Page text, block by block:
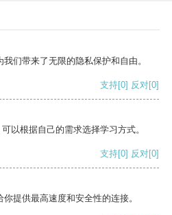
们带来了无限的隐私保护和自由。
支持[0] 反对[0]
以根据自己的需求选择学习方式。
支持[0] 反对[0]
提供最高速度和安全性的连接。